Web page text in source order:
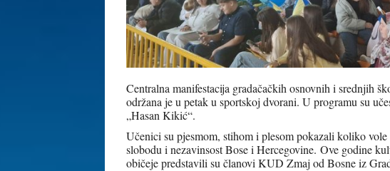
Centralna manifestacija gradačačkih osnovnih i srednjih
održana je u petak u sportskoj dvorani. U programu su
„Hasan Kikić“.
Učenici su pjesmom, stihom i plesom pokazali koliko
slobodu i nezavinsost Bose i Hercegovine. Ove godine
običeje predstavili su članovi KUD Zmaj od Bosne iz